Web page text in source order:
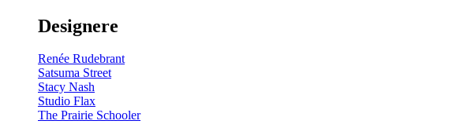
Designere
Renée Rudebrant
Satsuma Street
Stacy Nash
Studio Flax
The Prairie Schooler